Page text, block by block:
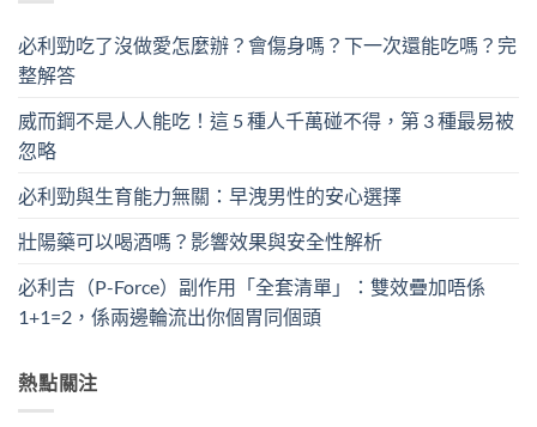
必利勁吃了沒做愛怎麼辦？會傷身嗎？下一次還能吃嗎？完
整解答
威而鋼不是人人能吃！這 5 種人千萬碰不得，第 3 種最易被
忽略
必利勁與生育能力無關：早洩男性的安心選擇
壯陽藥可以喝酒嗎？影響效果與安全性解析
必利吉（P-Force）副作用「全套清單」：雙效疊加唔係
1+1=2，係兩邊輪流出你個胃同個頭
熱點關注